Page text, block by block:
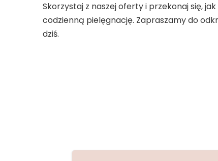
Skorzystaj z naszej oferty i przekonaj się,
codzienną pielęgnację. Zapraszamy do
dziś.